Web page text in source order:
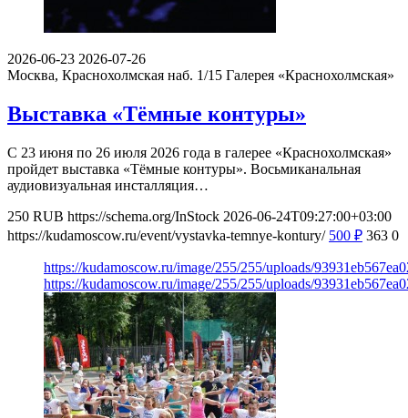
2026-06-23 2026-07-26
Москва, Краснохолмская наб. 1/15 Галерея «Краснохолмская»
Выставка «Тёмные контуры»
С 23 июня по 26 июля 2026 года в галерее «Краснохолмская»
пройдет выставка «Тёмные контуры». Восьмиканальная
аудиовизуальная инсталляция…
250 RUB https://schema.org/InStock 2026-06-24T09:27:00+03:00
https://kudamoscow.ru/event/vystavka-temnye-kontury/ 500 ₽ 363 0
https://kudamoscow.ru/image/255/255/uploads/
https://kudamoscow.ru/image/255/255/uploads/